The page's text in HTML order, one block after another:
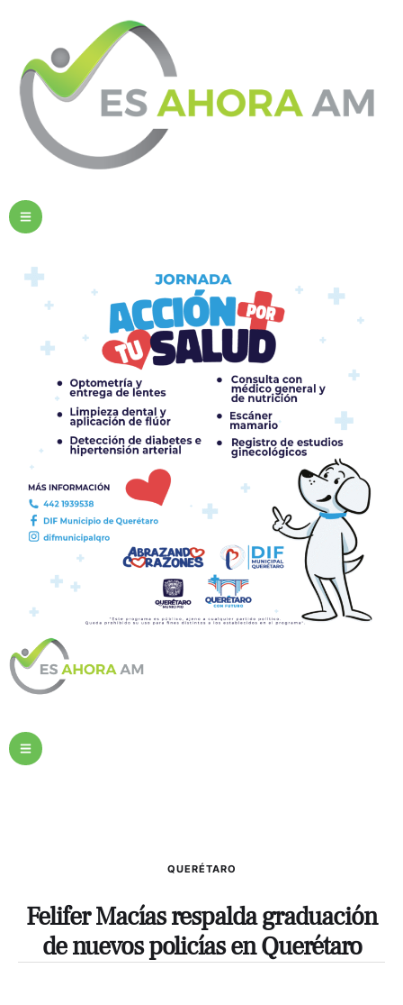
QUERÉTARO
Felifer Macías respalda graduación
de nuevos policías en Querétaro